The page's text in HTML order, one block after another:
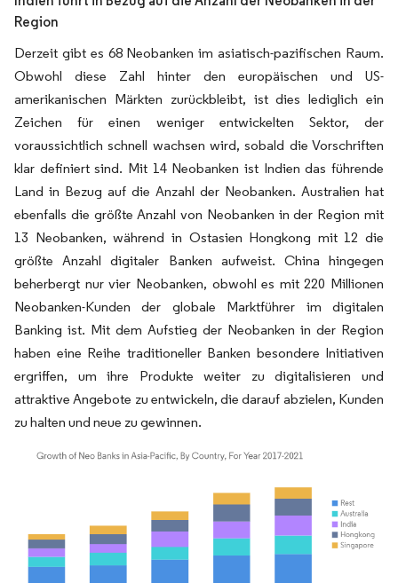
Region
Derzeit gibt es 68 Neobanken im asiatisch-pazifischen Raum.
Obwohl diese Zahl hinter den europäischen und US-
amerikanischen Märkten zurückbleibt, ist dies lediglich ein
Zeichen für einen weniger entwickelten Sektor, der
voraussichtlich schnell wachsen wird, sobald die Vorschriften
klar definiert sind. Mit 14 Neobanken ist Indien das führende
Land in Bezug auf die Anzahl der Neobanken. Australien hat
ebenfalls die größte Anzahl von Neobanken in der Region mit
13 Neobanken, während in Ostasien Hongkong mit 12 die
größte Anzahl digitaler Banken aufweist. China hingegen
beherbergt nur vier Neobanken, obwohl es mit 220 Millionen
Neobanken-Kunden der globale Marktführer im digitalen
Banking ist. Mit dem Aufstieg der Neobanken in der Region
haben eine Reihe traditioneller Banken besondere Initiativen
ergriffen, um ihre Produkte weiter zu digitalisieren und
attraktive Angebote zu entwickeln, die darauf abzielen, Kunden
zu halten und neue zu gewinnen.